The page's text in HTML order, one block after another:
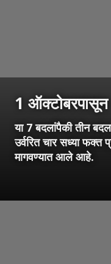
1 ऑक्टोबरपासून
या 7 बदलांपैकी तीन
उर्वरित चार सध्या
मागवण्यात आले आहे.